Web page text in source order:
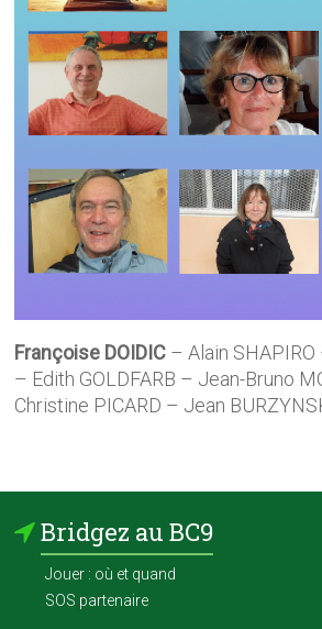
Françoise DOIDIC – Alain
– Edith GOLDFARB – Jean-Bruno
Christine PICARD – Jean
Bridgez au BC9
Jouer : où et quand
SOS partenaire